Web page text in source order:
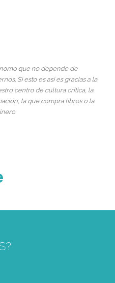
que no depende de
Si esto es así es gracias a la
centro de cultura crítica, la
la que compra libros o la